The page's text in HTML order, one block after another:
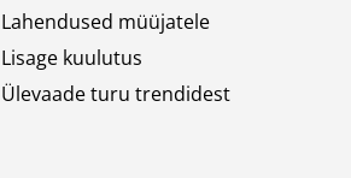
Lahendused müüjatele
Lisage kuulutus
Ülevaade turu trendidest